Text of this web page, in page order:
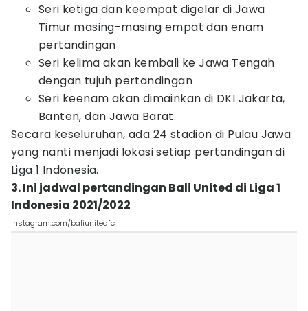
Seri ketiga dan keempat digelar di Jawa
Timur masing-masing empat dan enam
pertandingan
Seri kelima akan kembali ke Jawa Tengah
dengan tujuh pertandingan
Seri keenam akan dimainkan di DKI Jakarta,
Banten, dan Jawa Barat.
Secara keseluruhan, ada 24 stadion di Pulau Jawa
yang nanti menjadi lokasi setiap pertandingan di
Liga 1 Indonesia.
3. Ini jadwal pertandingan Bali United di Liga 1
Indonesia 2021/2022
Instagram.com/baliunitedfc